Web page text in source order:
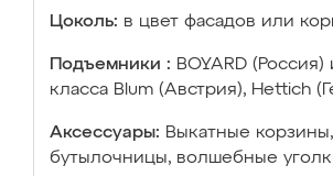
Цоколь: в цвет фасадов или
Подъемники : BOYARD
класса Blum (Австрия), Hettich
Аксессуары: Выкатные корзины,
бутылочницы, волшебные